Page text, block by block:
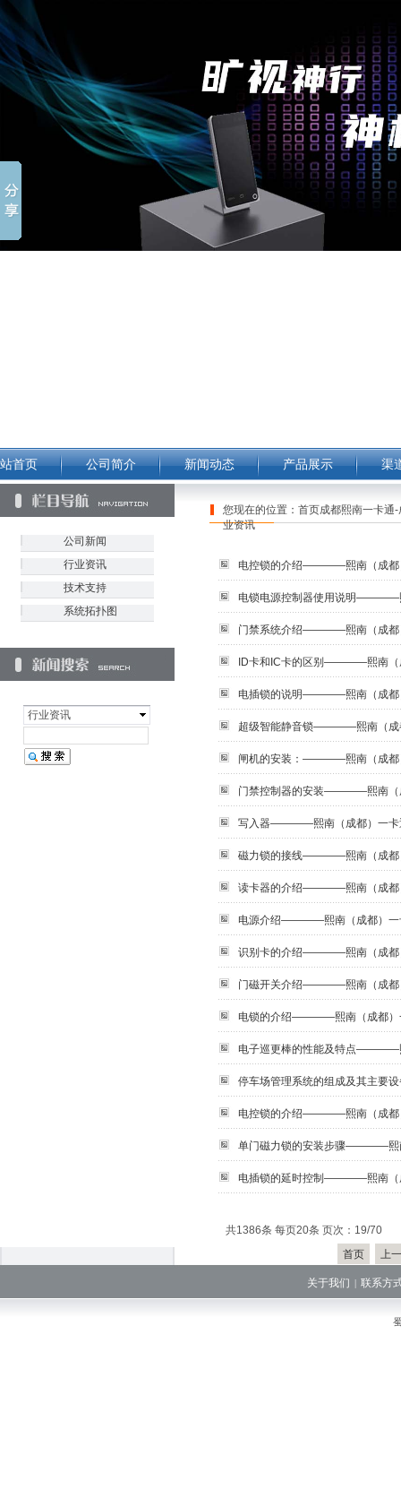
首页 公司简介 新闻动态 产品展示 渠
公司新闻
行业资讯
技术支持
系统拓扑图
行业资讯
电控锁的介绍————熙南（成都
电锁电源控制器使用说明————
门禁系统介绍————熙南（成都
ID卡和IC卡的区别————熙南（
电插锁的说明————熙南（成都
超级智能静音锁————熙南（成
闸机的安装：————熙南（成都
门禁控制器的安装————熙南（
写入器————熙南（成都）一卡
磁力锁的接线————熙南（成都
读卡器的介绍————熙南（成都
电源介绍————熙南（成都）一
识别卡的介绍————熙南（成都
门磁开关介绍————熙南（成都
电锁的介绍————熙南（成都）
电子巡更棒的性能及特点————
停车场管理系统的组成及其主
电控锁的介绍————熙南（成都
单门磁力锁的安装步骤————熙
电插锁的延时控制————熙南（
共1386条 每页20条 页次：19/70
首页
上
您现在的位置： 首页成都熙南一卡通
业资讯
关于我们 | 联系方